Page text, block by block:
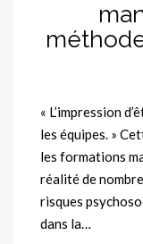
« L’impression
les équipes. »
les formations
réalité de
risques
dans la…